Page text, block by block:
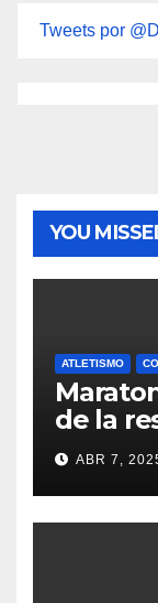
Tweets por
YOU
ATLETISMO
de la
ABR 7,